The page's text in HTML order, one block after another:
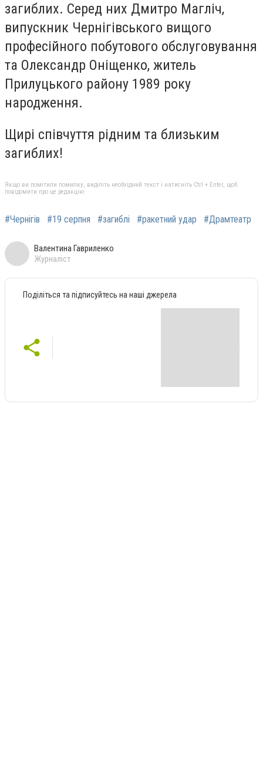
загиблих. Серед них Дмитро Магліч,
випускник Чернігівського вищого
професійного побутового обслуговування
та Олександр Оніщенко, житель
Прилуцького району 1989 року
народження.
Щирі співчуття рідним та близьким
загиблих!
Якщо ви помітили помилку, виділіть необхідний текст і натисніть Ctrl + Enter, щоб
повідомити про це редакцію
#Чернігів #19 серпня #загиблі #ракетний удар #Драмтеатр
Валентина Гавриленко
Журналіст
Поділіться та підписуйтесь на наші джерела